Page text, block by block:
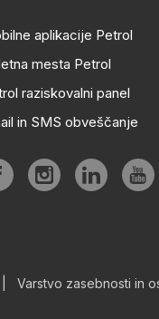
aplikacije Petrol
mesta Petrol
raziskovalni panel
in SMS obveščanje
Varstvo zasebnosti in